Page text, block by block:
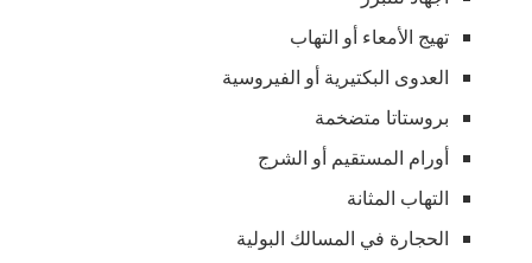
تهيج الأمعاء أو التهاب
العدوى البكتيرية أو الفيروسية
بروستاتا متضخمة
أورام المستقيم أو الشرج
التهاب المثانة
الحجارة في المسالك البولية